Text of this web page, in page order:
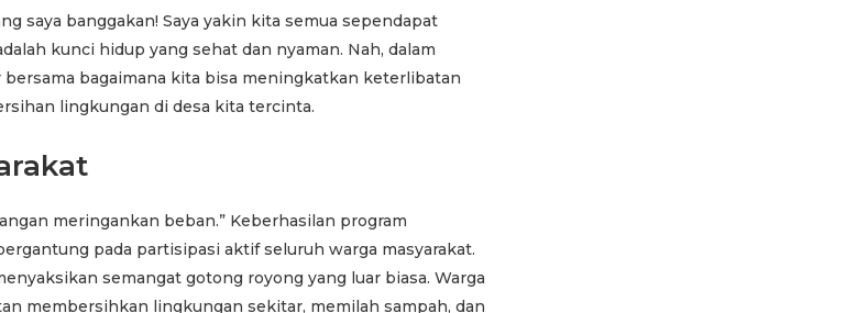
saya banggakan! Saya yakin kita semua sependapat
kunci hidup yang sehat dan nyaman. Nah, dalam
bagaimana kita bisa meningkatkan keterlibatan
lingkungan di desa kita tercinta.
meringankan beban.” Keberhasilan program
pada partisipasi aktif seluruh warga masyarakat.
semangat gotong royong yang luar biasa. Warga
membersihkan lingkungan sekitar, memilah sampah, dan